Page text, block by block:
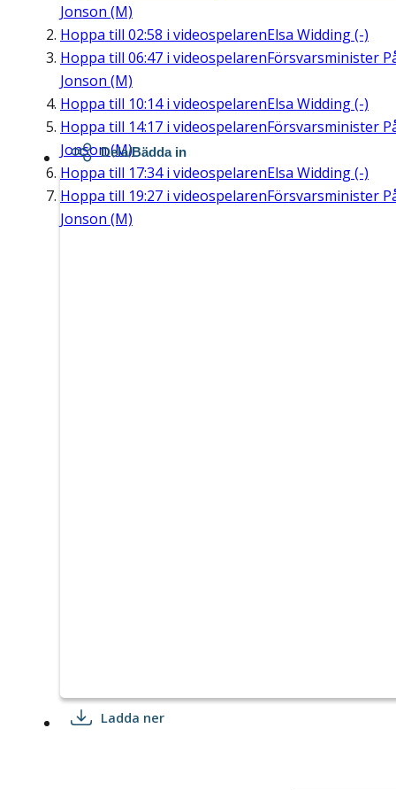
Jonson (M)
Hoppa till 02:58 i videospelarenElsa Widding (-)
Hoppa till 06:47 i videospelarenFörsvarsminister
Jonson (M)
Hoppa till 10:14i videospelarenElsa Widding (-)
Hoppa till 14:17 i videospelarenFörsvarsminister
Jonson (M)
Hoppa till 17:34i videospelarenElsa Widding (-)
Hoppa till 19:27 i videospelarenFörsvarsminister
Jonson (M)
Dela/Bädda in
Ladda ner